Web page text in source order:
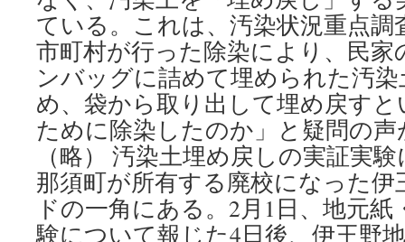
ている。これは、汚染状況重点
市町村が行った除染により、民
ンバッグに詰めて埋められた汚
め、袋から取り出して埋め戻す
ために除染したのか」と疑問の
（略） 汚染土埋め戻しの実証実
那須町が所有する廃校になった
ドの一角にある。2月1日、地元
験について報じた4日後、伊王野